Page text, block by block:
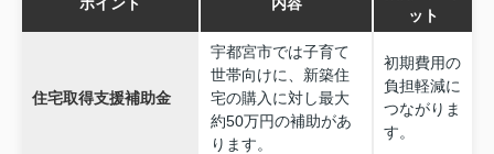
ット
住宅取得支援補助金
宇都宮市では子育て
世帯向けに、新築住
宅の購入に対し最大
約50万円の補助があ
ります。
初期費用の
負担軽減に
つながりま
す。